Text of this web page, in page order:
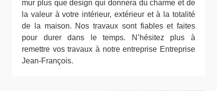
mur plus que design qui donnera du charme et de
la valeur à votre intérieur, extérieur et à la totalité
de la maison. Nos travaux sont fiables et faites
pour durer dans le temps. N’hésitez plus à
remettre vos travaux à notre entreprise Entreprise
Jean-François.